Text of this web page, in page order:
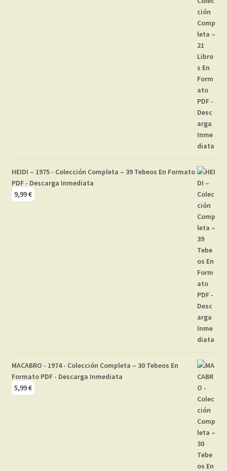
HEIDI – 1975 - Colección Completa – 39 Tebeos En Formato
PDF - Descarga Inmediata
9,99€
MACABRO - 1974 - Colección Completa – 30 Tebeos En
Formato PDF - Descarga Inmediata
5,99€